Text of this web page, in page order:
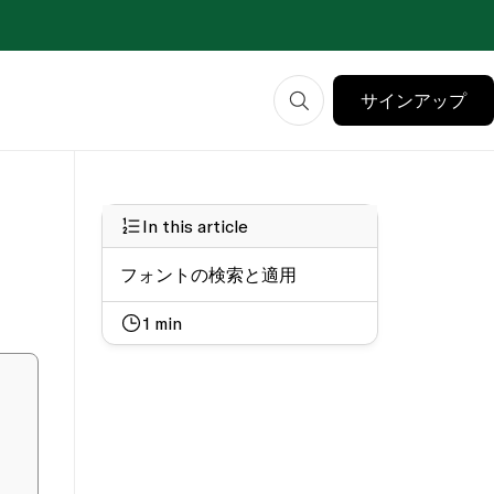
サインアップ
In this article
フォントの検索と適用
1 min